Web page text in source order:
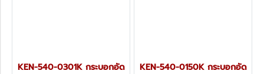
KEN-540-0301K กระบอกอัด
KEN-540-0150K กระบอกอัด